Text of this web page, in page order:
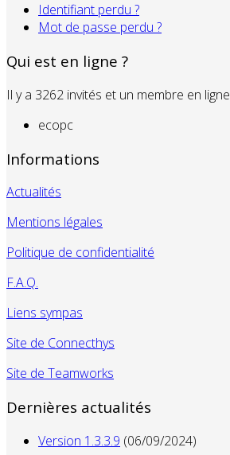
Identifiant perdu ?
Mot de passe perdu ?
Qui est en ligne ?
Il y a 3262 invités et un membre en ligne
ecopc
Informations
Actualités
Mentions légales
Politique de confidentialité
F.A.Q.
Liens sympas
Site de Connecthys
Site de Teamworks
Dernières actualités
Version 1.3.3.9 (06/09/2024)